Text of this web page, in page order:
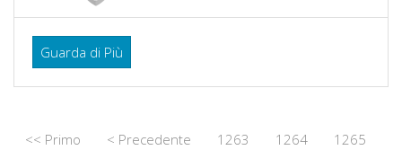
Guarda di Più
<< Primo < Precedente 1263 1264
1265